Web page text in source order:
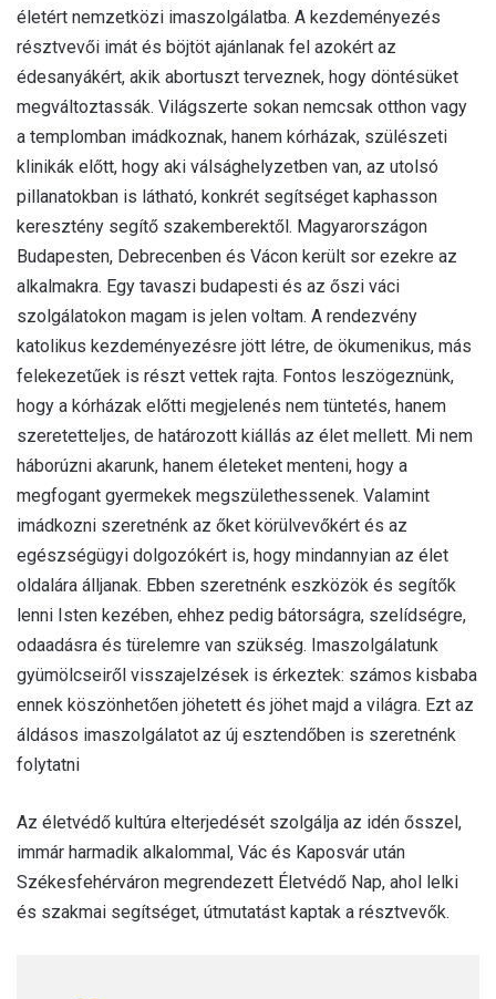
életért nemzetközi imaszolgálatba. A kezdeményezés
résztvevői imát és böjtöt ajánlanak fel azokért az
édesanyákért, akik abortuszt terveznek, hogy döntésüket
megváltoztassák. Világszerte sokan nemcsak otthon vagy
a templomban imádkoznak, hanem kórházak, szülészeti
klinikák előtt, hogy aki válsághelyzetben van, az utolsó
pillanatokban is látható, konkrét segítséget kaphasson
keresztény segítő szakemberektől. Magyarországon
Budapesten, Debrecenben és Vácon került sor ezekre az
alkalmakra. Egy tavaszi budapesti és az őszi váci
szolgálatokon magam is jelen voltam. A rendezvény
katolikus kezdeményezésre jött létre, de ökumenikus, más
felekezetűek is részt vettek rajta. Fontos leszögeznünk,
hogy a kórházak előtti megjelenés nem tüntetés, hanem
szeretetteljes, de határozott kiállás az élet mellett. Mi nem
háborúzni akarunk, hanem életeket menteni, hogy a
megfogant gyermekek megszülethessenek. Valamint
imádkozni szeretnénk az őket körülvevőkért és az
egészségügyi dolgozókért is, hogy mindannyian az élet
oldalára álljanak. Ebben szeretnénk eszközök és segítők
lenni Isten kezében, ehhez pedig bátorságra, szelídségre,
odaadásra és türelemre van szükség. Imaszolgálatunk
gyümölcseiről visszajelzések is érkeztek: számos kisbaba
ennek köszönhetően jöhetett és jöhet majd a világra. Ezt az
áldásos imaszolgálatot az új esztendőben is szeretnénk
folytatni
Az életvédő kultúra elterjedését szolgálja az idén ősszel,
immár harmadik alkalommal, Vác és Kaposvár után
Székesfehérváron megrendezett Életvédő Nap, ahol lelki
és szakmai segítséget, útmutatást kaptak a résztvevők.